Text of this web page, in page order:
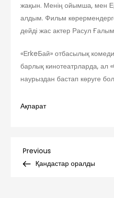
жақын. Менің ойымша, мен
алдым. Фильм
дейді жас актер Расул
«ЕrkeБай» отбасылық
барлық кинотеатрларда, ал
наурыздан бастап көруге
Ақпарат
Навигация
Previous
Post
Previous
Қандастар оралды